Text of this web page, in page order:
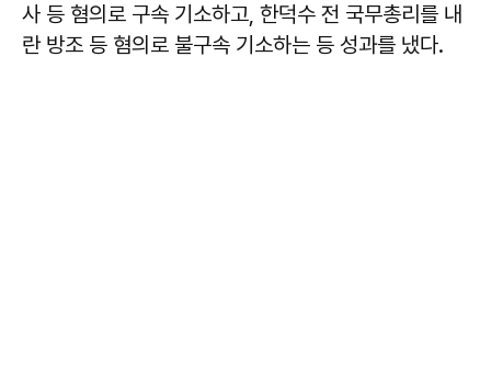
사 등 혐의로 구속 기소하고, 한덕수 전 국무총리를 내
란 방조 등 혐의로 불구속 기소하는 등 성과를 냈다.